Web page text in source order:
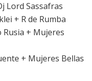
Lord Sassafras
+ R de Rumba
Rusia + Mujeres
+ Mujeres Bellas